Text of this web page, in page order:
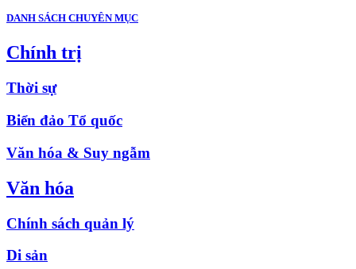
DANH SÁCH CHUYÊN MỤC
Chính trị
Thời sự
Biển đảo Tổ quốc
Văn hóa & Suy ngẫm
Văn hóa
Chính sách quản lý
Di sản